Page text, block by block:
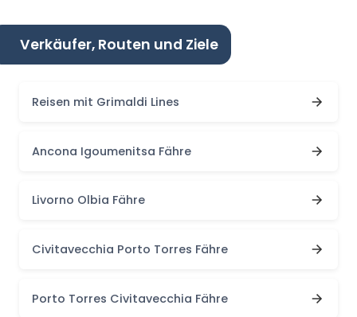
Verkäufer, Routen und Ziele
Reisen mit Grimaldi Lines
Ancona Igoumenitsa Fähre
Livorno Olbia Fähre
Civitavecchia Porto Torres Fähre
Porto Torres Civitavecchia Fähre